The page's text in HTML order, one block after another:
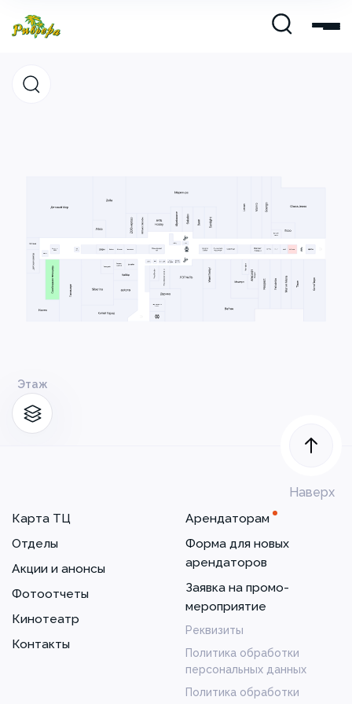
Развлечения и кино
Услуги и сервис
Свободная площадь
Этаж
Наверх
Карта ТЦ
Отделы
Акции и анонсы
Фотоотчеты
Кинотеатр
Контакты
Арендаторам
Форма для новых
арендаторов
Заявка на промо-
мероприятие
Реквизиты
Политика обработки
персональных данных
Политика обработки